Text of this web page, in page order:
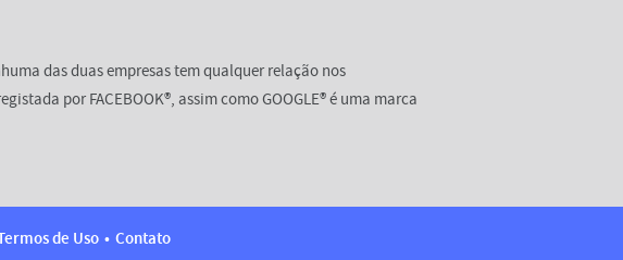
das duas empresas tem qualquer relação nos
por FACEBOOK®, assim como GOOGLE® é uma marca
de Uso Contato